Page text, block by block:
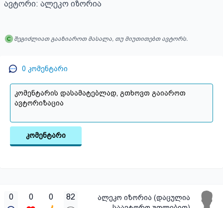
ავტორი: ალეკო იზორია
შეგიძლიათ გააზიაროთ მასალა, თუ მიუთითებთ ავტორს.
0 კომენტარი
კომენტარი
0 0 0 82
ალეკო იზორია (დაცულია